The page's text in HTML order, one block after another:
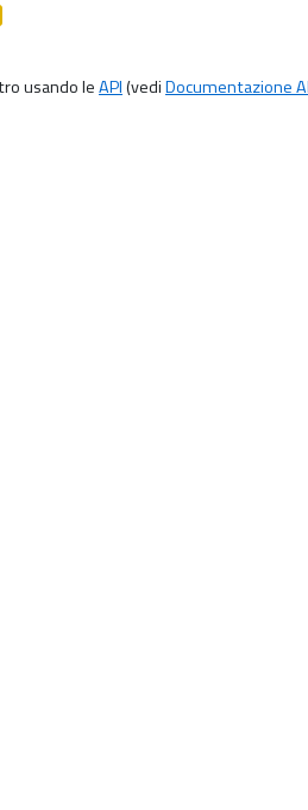
usando leAPI(vediDocumentazione